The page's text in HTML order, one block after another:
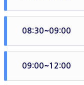
08:30~09:00
09:00~12:00